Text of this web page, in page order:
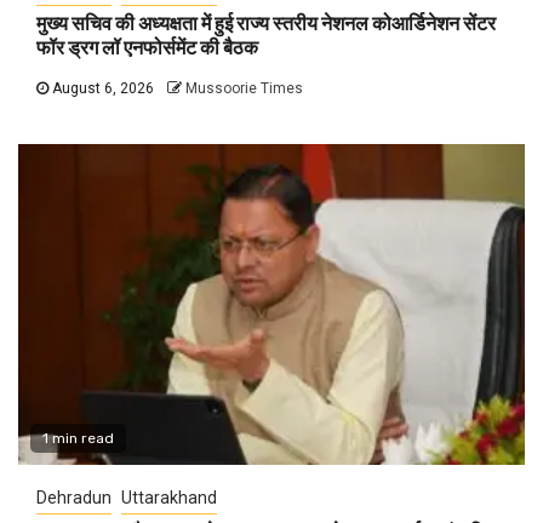
मुख्य सचिव की अध्यक्षता में हुई राज्य स्तरीय नेशनल कोआर्डिनेशन सेंटर
फॉर ड्रग लॉ एनफोर्समेंट की बैठक
August 6, 2026 Mussoorie Times
1 min read
Dehradun Uttarakhand